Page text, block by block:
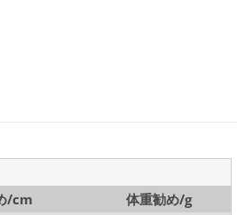
/cm
体重勧め/g